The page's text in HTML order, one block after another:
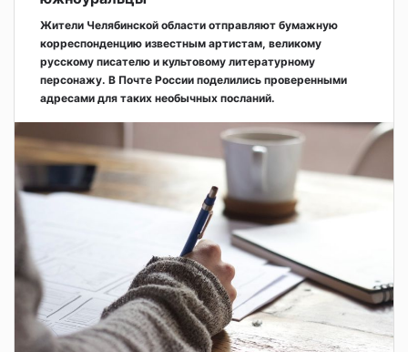
Жители Челябинской области отправляют бумажную
корреспонденцию известным артистам, великому
русскому писателю и культовому литературному
персонажу. В Почте России поделились проверенными
адресами для таких необычных посланий.